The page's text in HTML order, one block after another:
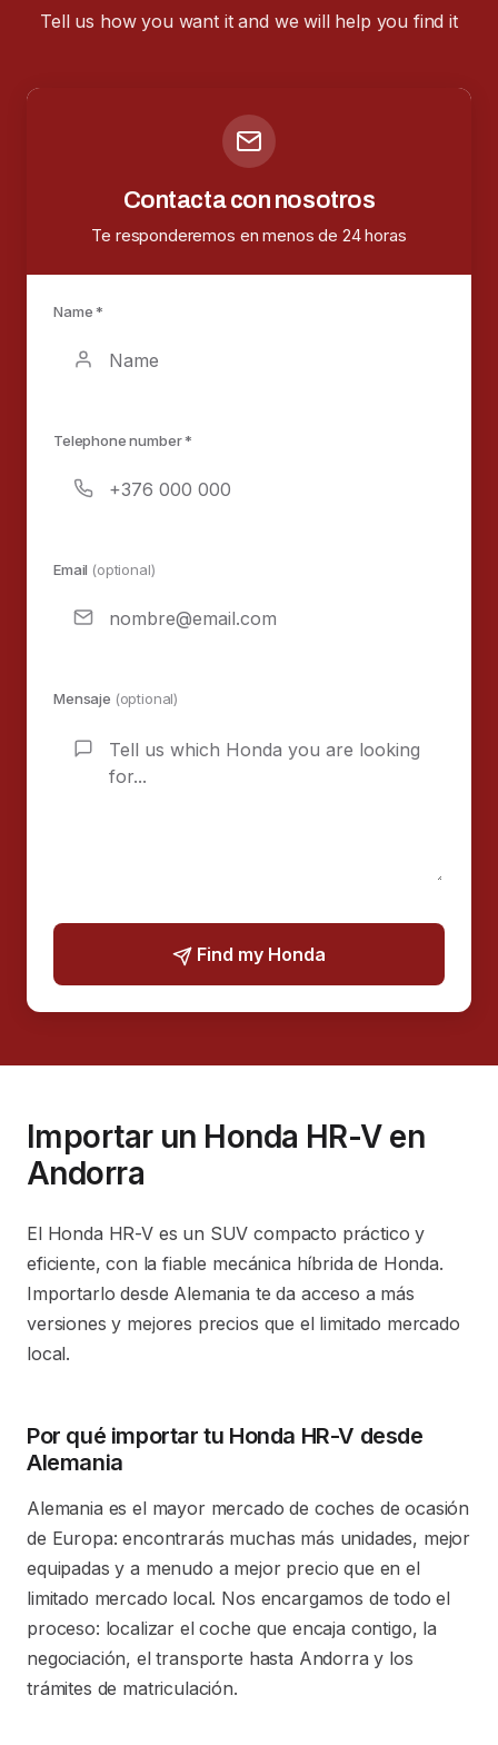
Tell us how you want it and we will help you find it
Contacta con nosotros
Te responderemos en menos de 24 horas
Name *
Telephone number *
Email (optional)
Mensaje (optional)
Find my Honda
Importar un Honda HR-V en
Andorra
El Honda HR-V es un SUV compacto práctico y
eficiente, con la fiable mecánica híbrida de Honda.
Importarlo desde Alemania te da acceso a más
versiones y mejores precios que el limitado mercado
local.
Por qué importar tu Honda HR-V desde
Alemania
Alemania es el mayor mercado de coches de ocasión
de Europa: encontrarás muchas más unidades, mejor
equipadas y a menudo a mejor precio que en el
limitado mercado local. Nos encargamos de todo el
proceso: localizar el coche que encaja contigo, la
negociación, el transporte hasta Andorra y los
trámites de matriculación.